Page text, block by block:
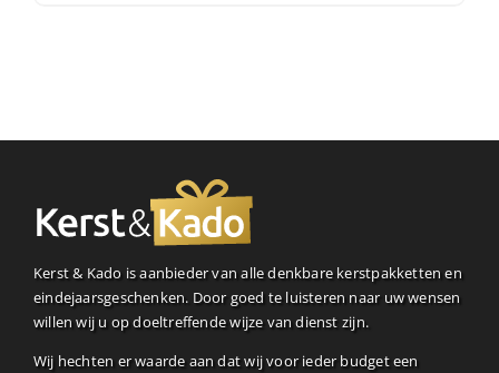
Kerst & Kado is aanbieder van alle denkbare kerstpakketten en
eindejaarsgeschenken. Door goed te luisteren naar uw wensen
willen wij u op doeltreffende wijze van dienst zijn.
Wij hechten er waarde aan dat wij voor ieder budget een